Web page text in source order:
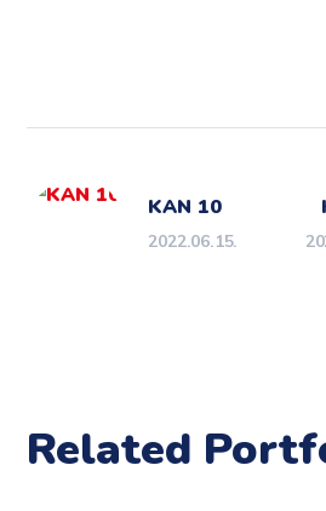
KAN 10
2022.06.15.
Related